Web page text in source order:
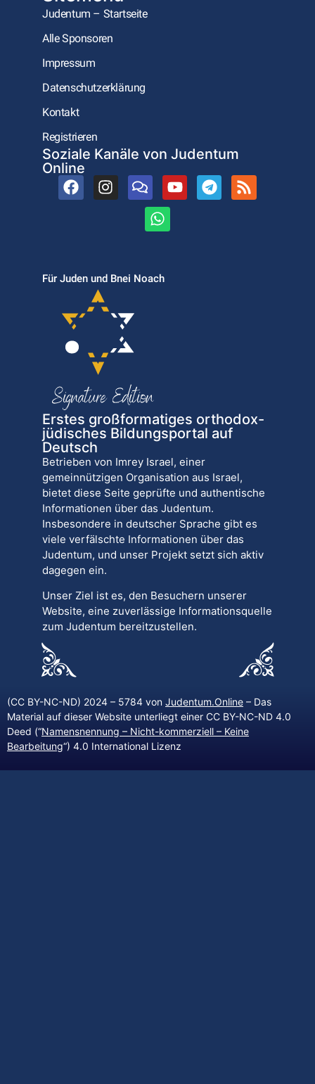
Judentum – Startseite
Alle Sponsoren
Impressum
Datenschutzerklärung
Kontakt
Registrieren
Soziale Kanäle von Judentum
Online
Für Juden und Bnei Noach
Erstes großformatiges orthodox-
jüdisches Bildungsportal auf
Deutsch
Betrieben von Imrey Israel, einer
gemeinnützigen Organisation aus Israel,
bietet diese Seite geprüfte und authentische
Informationen über das Judentum.
Insbesondere in deutscher Sprache gibt es
viele verfälschte Informationen über das
Judentum, und unser Projekt setzt sich aktiv
dagegen ein.
Unser Ziel ist es, den Besuchern unserer
Website, eine zuverlässige Informationsquelle
zum Judentum bereitzustellen.
(CC BY-NC-ND) 2024 – 5784 von Judentum.Online – Das
Material auf dieser Website unterliegt einer CC BY-NC-ND 4.0
Deed (“Namensnennung – Nicht-kommerziell – Keine
Bearbeitung“) 4.0 International Lizenz